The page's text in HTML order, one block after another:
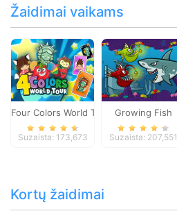
Žaidimai vaikams
Four Colors World Tour
Suzaista: 173,673
Growing Fish
Suzaista: 207,551
Kortų žaidimai